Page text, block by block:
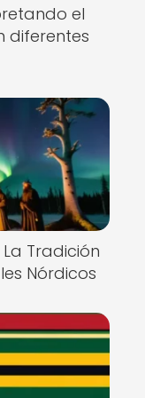
el
diferentes
Tradición
Nórdicos